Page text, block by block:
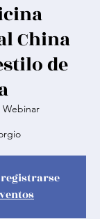
China
de
Webinar
registrarse